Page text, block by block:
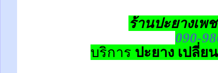
ร้านปะยางเพ
090-
บริการ ปะยาง เปลี่ย